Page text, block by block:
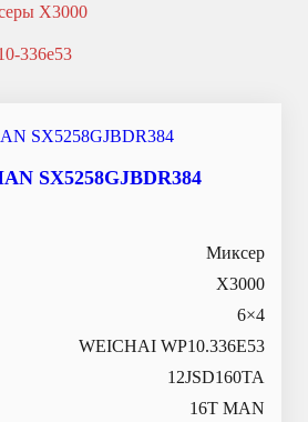
X3000
336e53
SX5258GJBDR384
Миксер
X3000
6×4
WEICHAI WP10.336E53
12JSD160TA
16T MAN